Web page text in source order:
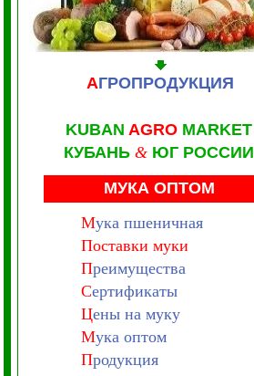
АГРОПРОДУКЦИЯ
KUBAN AGRO MARKET
КУБАНЬ & ЮГ РОССИИ
МУКА ОПТОМ
Мука пшеничная
Поставки муки
Преимущества
Сертификаты
Цены на муку
Мука оптом
Продукция